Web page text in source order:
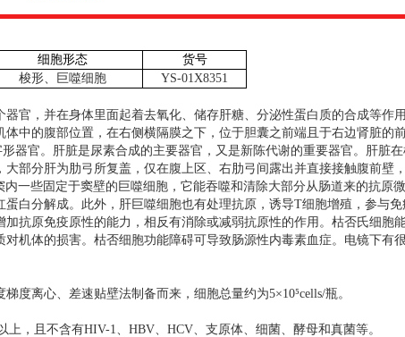
细胞形态
货号
梭形、巨噬细胞 YS-01X8351
官，并在身体里面起着去氧化、储存肝糖、分泌性蛋白质的合成等作
中的腹部位置，在右侧横隔膜之下，位于胆囊之前端且于右边肾脏的
形器官。肝脏是尿素合成的主要器官，又是新陈代谢的重要器官。肝脏
部分肝为肋弓所复盖，仅在腹上区、右肋弓间露出并直接接触腹前壁
内一些固定于窦壁的巨噬细胞，它能吞噬和清除大部分从肠道来的抗原
白分解成。此外，肝巨噬细胞也有处理抗原，诱导T细胞增殖，参与免
抗原免疫原性的能力，相反有消除或减弱抗原性的作用。枯否氏细胞
机体的损害。枯否细胞功能障碍可导致肠源性内毒素血症。电镜下有
度离心、差速贴壁法制备而来，细胞总量约为5×10⁵cells/瓶。
上，且不含有HIV-1、 HBV、 HCV、支原体、细菌、酵母和真菌等。